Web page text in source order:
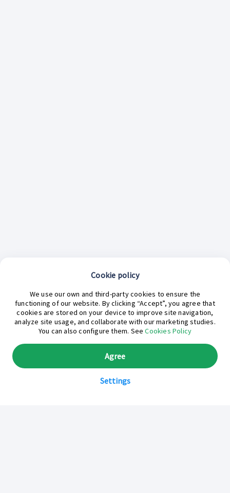
¿En qué podemos ayudarte hoy?
Cookie policy
We use our own and third-party cookies to ensure the
functioning of our website. By clicking “Accept”, you agree that
cookies are stored on your device to improve site navigation,
analyze site usage, and collaborate with our marketing studies.
You can also configure them. SeeCookies Policy
Settings
Agree